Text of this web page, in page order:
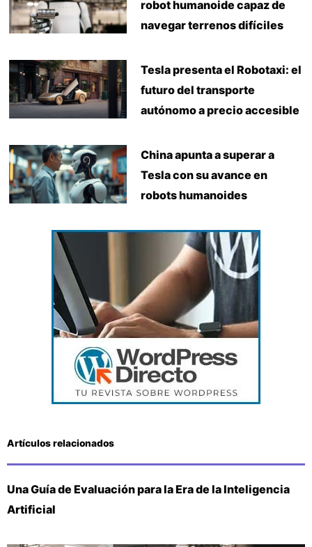
robot humanoide capaz de
navegar terrenos difíciles
Tesla presenta el Robotaxi: el
futuro del transporte
autónomo a precio accesible
China apunta a superar a
Tesla con su avance en
robots humanoides
Artículos relacionados
Una Guía de Evaluación para la Era de la Inteligencia
Artificial